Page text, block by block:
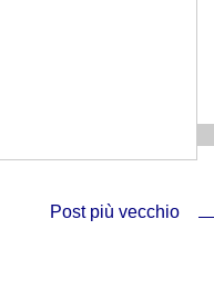
Post più vecchio